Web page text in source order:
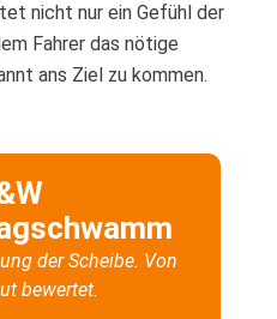
nicht nur ein Gefühl der
Fahrer das nötige
ans Ziel zu kommen.
der Scheibe. Von
bewertet.